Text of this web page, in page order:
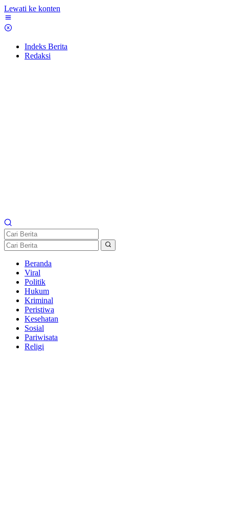
Lewati ke konten
Indeks Berita
Redaksi
Beranda
Viral
Politik
Hukum
Kriminal
Peristiwa
Kesehatan
Sosial
Pariwisata
Religi